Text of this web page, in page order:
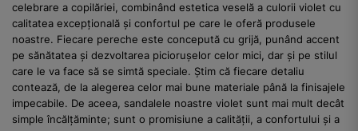
celebrare a copilăriei, combinând estetica veselă a culorii violet cu
calitatea excepțională și confortul pe care le oferă produsele
noastre. Fiecare pereche este concepută cu grijă, punând accent
pe sănătatea și dezvoltarea piciorușelor celor mici, dar și pe stilul
care le va face să se simtă speciale. Știm că fiecare detaliu
contează, de la alegerea celor mai bune materiale până la finisajele
impecabile. De aceea, sandalele noastre violet sunt mai mult decât
simple încălțăminte; sunt o promisiune a calității, a confortului și a